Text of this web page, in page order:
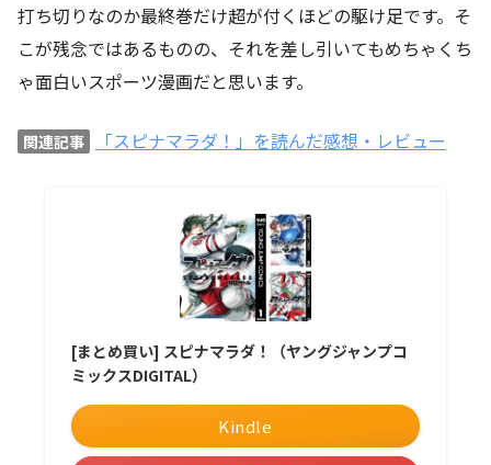
打ち切りなのか最終巻だけ超が付くほどの駆け足です。そ
こが残念ではあるものの、それを差し引いてもめちゃくち
ゃ面白いスポーツ漫画だと思います。
関連記事 「スピナマラダ！」を読んだ感想・レビュー
[まとめ買い] スピナマラダ！（ヤングジャンプコ
ミックスDIGITAL）
Kindle